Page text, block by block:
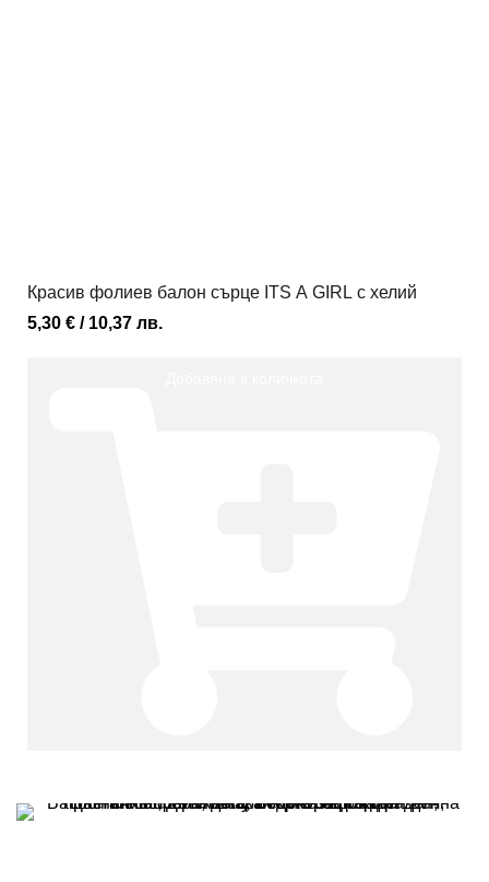
Красив фолиев балон сърце ITS A GIRL с хелий
5,30 € / 10,37 лв.